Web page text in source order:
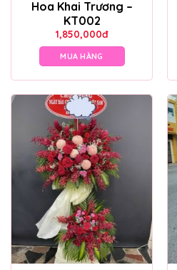
Hoa Khai Trương –
KT002
1,850,000đ
MUA HÀNG